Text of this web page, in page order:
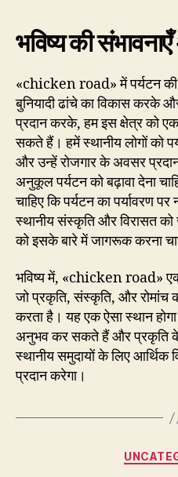
भविष्य की
«chicken road» में पर्यटन की
बुनियादी ढांचे का विकास करके
प्रदान करके, हम इस क्षेत्र को
सकते हैं। हमें स्थानीय लोगों को
और उन्हें रोजगार के अवसर
अनुकूल पर्यटन को बढ़ावा देना
चाहिए कि पर्यटन का पर्यावरण
स्थानीय संस्कृति और विरासत को
को इसके बारे में जागरूक करना
भविष्य में, «chicken road»
जो प्रकृति, संस्कृति, और रोमांच
करता है। यह एक ऐसा स्थान
अनुभव कर सकते हैं और प्रकृति
स्थानीय समुदायों के लिए
प्रदान करेगा।